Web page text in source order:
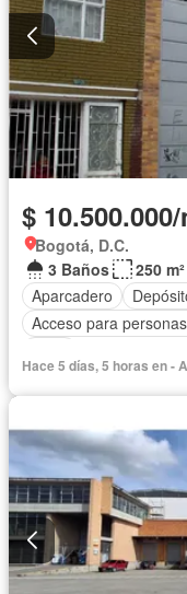
$
Bogotá, D.C.
3 Baños
250 m²
Aparcadero
Acceso para
Hace 5 días, 5 horas en -